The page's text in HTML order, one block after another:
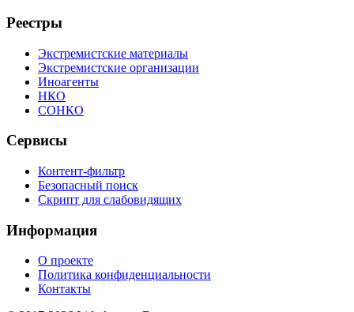
Реестры
Экстремистские материалы
Экстремистские организации
Иноагенты
НКО
СОНКО
Сервисы
Контент-фильтр
Безопасный поиск
Скрипт для слабовидящих
Информация
О проекте
Политика конфиденциальности
Контакты